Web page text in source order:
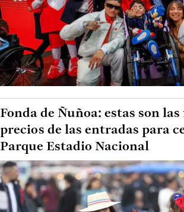
Fonda de Ñuñoa: estas son las
precios de las entradas para
Parque Estadio Nacional